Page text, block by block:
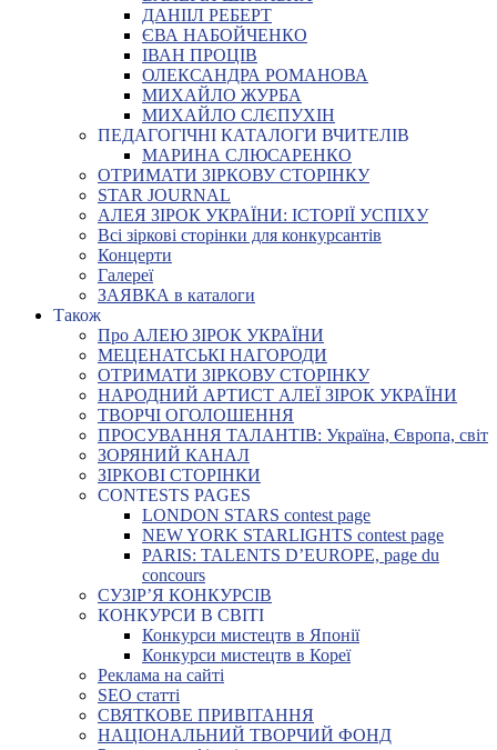
ДАНІІЛ РЕБЕРТ
ЄВА НАБОЙЧЕНКО
ІВАН ПРОЦІВ
ОЛЕКСАНДРА РОМАНОВА
МИХАЙЛО ЖУРБА
МИХАЙЛО СЛЄПУХІН
ПЕДАГОГІЧНІ КАТАЛОГИ ВЧИТЕЛІВ
МАРИНА СЛЮСАРЕНКО
ОТРИМАТИ ЗІРКОВУ СТОРІНКУ
STAR JOURNAL
АЛЕЯ ЗІРОК УКРАЇНИ: ІСТОРІЇ УСПІХУ
Всі зіркові сторінки для конкурсантів
Концерти
Галереї
ЗАЯВКА в каталоги
Також
Про АЛЕЮ ЗІРОК УКРАЇНИ
МЕЦЕНАТСЬКІ НАГОРОДИ
ОТРИМАТИ ЗІРКОВУ СТОРІНКУ
НАРОДНИЙ АРТИСТ АЛЕЇ ЗІРОК УКРАЇНИ
ТВОРЧІ ОГОЛОШЕННЯ
ПРОСУВАННЯ ТАЛАНТІВ: Україна, Європа, світ
ЗОРЯНИЙ КАНАЛ
ЗІРКОВІ СТОРІНКИ
CONTESTS PAGES
LONDON STARS contest page
NEW YORK STARLIGHTS contest page
PARIS: TALENTS D’EUROPE, page du
concours
СУЗІР’Я КОНКУРСІВ
КОНКУРСИ В СВІТІ
Конкурси мистецтв в Японії
Конкурси мистецтв в Кореї
Реклама на сайті
SEO статті
СВЯТКОВЕ ПРИВІТАННЯ
НАЦІОНАЛЬНИЙ ТВОРЧИЙ ФОНД